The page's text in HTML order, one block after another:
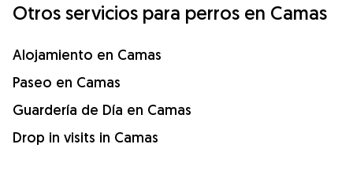
Otros servicios para perros en Camas
Alojamiento en Camas
Paseo en Camas
Guardería de Día en Camas
Drop in visits in Camas